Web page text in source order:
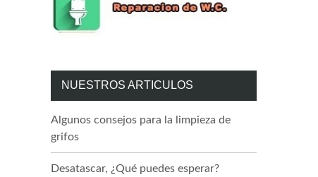
NUESTROS ARTICULOS
Algunos consejos para la limpieza de
grifos
Desatascar, ¿Qué puedes esperar?